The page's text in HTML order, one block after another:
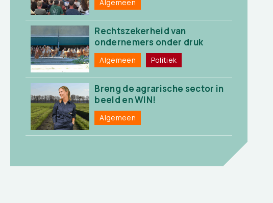
Algemeen
Rechtszekerheid van
ondernemers onder druk
Algemeen Politiek
Breng de agrarische sector in
beeld en WIN!
Algemeen